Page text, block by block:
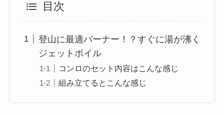
目次
登山に最適バーナー！？すぐに湯が沸く
ジェットボイル
コンロのセット内容はこんな感じ
組み立てるとこんな感じ